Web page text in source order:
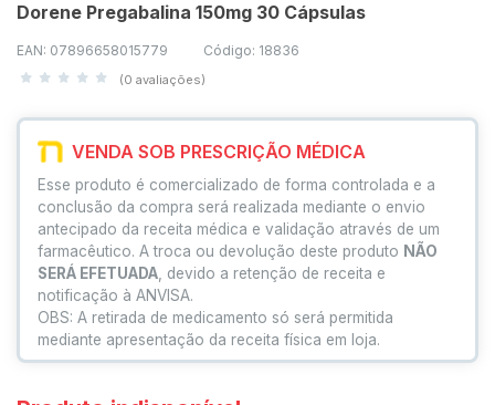
Dorene Pregabalina 150mg 30 Cápsulas
EAN: 07896658015779 Código: 18836
(0 avaliações)
VENDA SOB PRESCRIÇÃO MÉDICA
Esse produto é comercializado de forma controlada e a
conclusão da compra será realizada mediante o envio
antecipado da receita médica e validação através de um
farmacêutico. A troca ou devolução deste produto NÃO
SERÁ EFETUADA , devido a retenção de receita e
notificação à ANVISA.
OBS: A retirada de medicamento só será permitida
mediante apresentação da receita física em loja.